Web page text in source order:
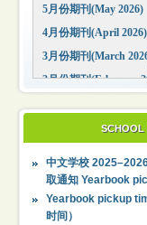
5月份期刊(May 2026)
4月份期刊(April 2026)
3月份期刊(March
2月份期刊(February
12月份期刊
10月份期刊(October
09月份期刊
SCHOOL
中文学校
取通知 Yearbook
Yearbook pickup
时间）